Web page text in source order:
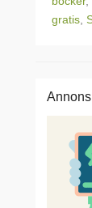
gratis
Annons